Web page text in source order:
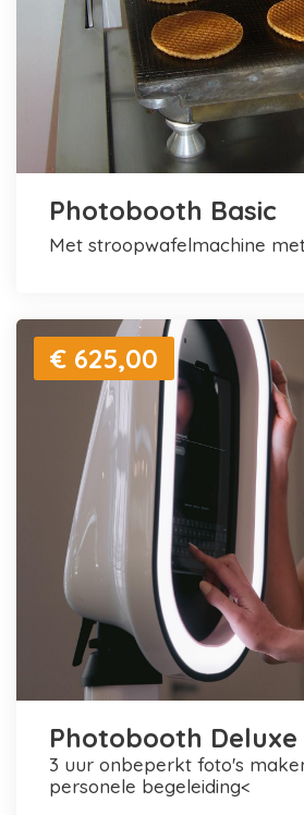
Photobooth Basic
met stroopwafelmachine
€ 625,00
Photobooth Deluxe
3 uur onbeperkt foto's maken en printen +
personele begeleiding<